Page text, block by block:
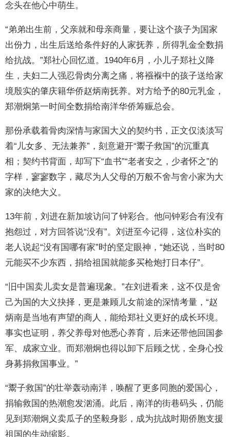
念头在他心中萌生。
“弟弟出生前，父亲就和母亲商量，要让这个孩子为国家
出份力，出生后送给条件好的人家抚养，所得乳金全数捐
给抗战。”郑社心回忆道。1940年6月，小儿子郑社义降
生，夫妇二人强忍骨肉分离之痛，将襁褓中的孩子送给家
境殷实的肇庆籍华侨赵炳南抚养。对方给予的80元乳金，
郑潮炯第一时间全数捐给南洋华侨筹赈总会。
那份承载着骨肉深情与家国大义的契约书，正文仅淡淡写
着“儿女多、无法兼养”，刻意避开“鬻子救国”的沉重真
相；契约书背面，却写下“血书”“老者安之，少者怀之”的
字样，寥寥数字，藏尽为人父母的万般不舍与舍小家为大
家的决绝大义。
13年前，刘进在新加坡访问了钟彩合。他问钟彩合有没有
抱怨过，对方回答说“没有”。刘进至今记得，这位朴实的
老人说起“没有国哪有家”时的坚定眼神，“她还说，当时80
元能买不少东西，捐给祖国就能多买枪炮打日本仔”。
“旧中国卖儿卖女是普遍现象。”在刘进看来，这不仅是舍
己为国的大义抉择，更是兼顾儿女前途的深情考量，“赵
炳南是当地有声望的商人，能给郑社义更好的成长环境。
事实也证明，养父养母对他悉心养育，后来还带他回国参
军、成家立业。而郑潮炯也得以卸下后顾之忧，全身心投
身募捐救国事业。”
“鬻子救国”的壮举轰动南洋，唤醒了更多同胞的爱国心，
捐输救国的热潮愈发汹涌。此后，南洋的街巷码头，仍能
见到郑潮炯义卖瓜子的坚毅身影，成为抗战时期侨胞支援
祖国的生动缩影。